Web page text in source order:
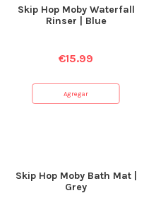
Skip Hop Moby Waterfall
Rinser | Blue
€15.99
Agregar
Skip Hop Moby Bath Mat |
Grey